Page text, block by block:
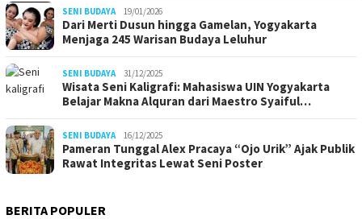
SENI BUDAYA 19/01/2026
Dari Merti Dusun hingga Gamelan, Yogyakarta
Menjaga 245 Warisan Budaya Leluhur
SENI BUDAYA 31/12/2025
Wisata Seni Kaligrafi: Mahasiswa UIN Yogyakarta
Belajar Makna Alquran dari Maestro Syaiful…
SENI BUDAYA 16/12/2025
Pameran Tunggal Alex Pracaya “Ojo Urik” Ajak Publik
Rawat Integritas Lewat Seni Poster
BERITA POPULER